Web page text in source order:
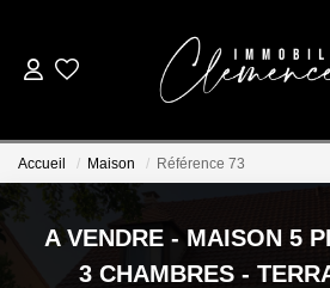
LOCATION
Accueil Maison Référence 73
A VENDRE - MAISON 5
3 CHAMBRES -